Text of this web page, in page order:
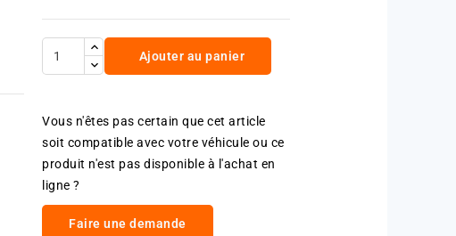
Ajouter au panier
Vous n'êtes pas certain que cet article
soit compatible avec votre véhicule ou ce
produit n'est pas disponible à l'achat en
ligne ?
Faire une demande